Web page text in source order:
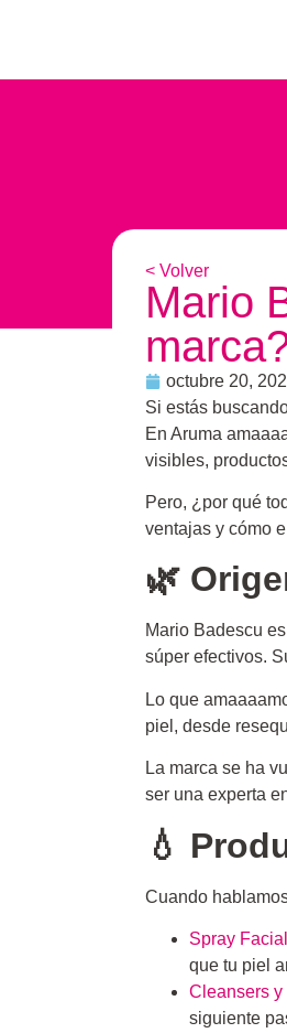
< Volver
Mario
octubre 20,
Si estás
En Aruma
visibles,
Pero, ¿por qué
ventajas y cómo
🌿
Mario Badescu
súper efectivos.
Lo que
piel, desde
La marca se ha
ser una experta
💧
Cuando
Spray
que tu piel
Cleansers y
siguiente